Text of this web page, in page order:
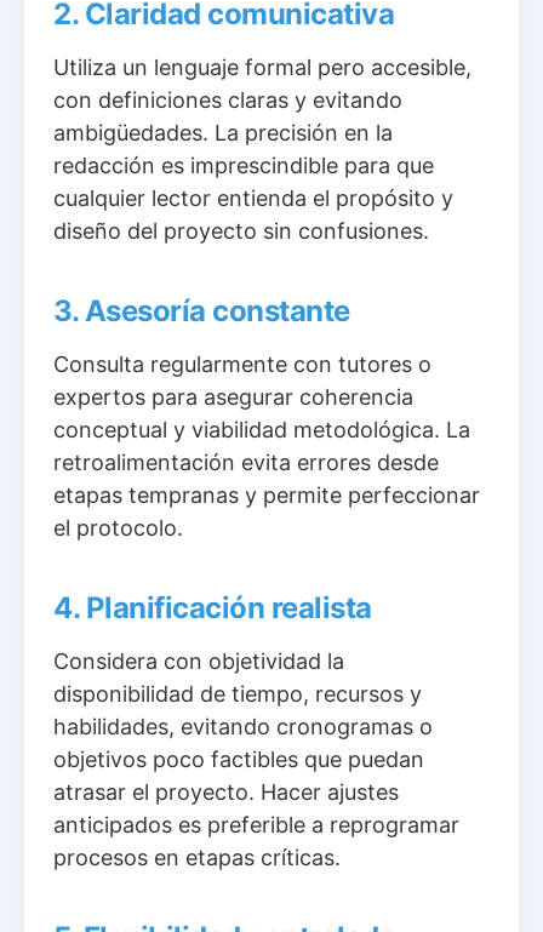
2. Claridad comunicativa
Utiliza un lenguaje formal pero accesible,
con definiciones claras y evitando
ambigüedades. La precisión en la
redacción es imprescindible para que
cualquier lector entienda el propósito y
diseño del proyecto sin confusiones.
3. Asesoría constante
Consulta regularmente con tutores o
expertos para asegurar coherencia
conceptual y viabilidad metodológica. La
retroalimentación evita errores desde
etapas tempranas y permite perfeccionar
el protocolo.
4. Planificación realista
Considera con objetividad la
disponibilidad de tiempo, recursos y
habilidades, evitando cronogramas o
objetivos poco factibles que puedan
atrasar el proyecto. Hacer ajustes
anticipados es preferible a reprogramar
procesos en etapas críticas.